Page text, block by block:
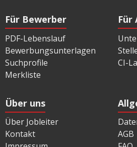
Für Bewerber
PDF-Lebenslauf
Bewerbungsunterlagen
Suchprofile
Merkliste
Für
CI-
Über uns
Über Jobleiter
Kontakt
AGB